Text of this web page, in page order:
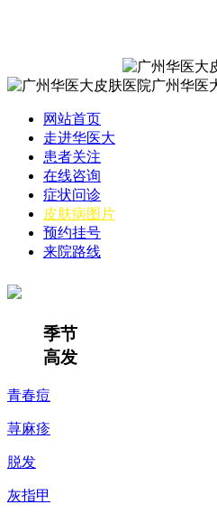
网站首页
走进华医大
患者关注
在线咨询
症状问诊
皮肤病图片
预约挂号
来院路线
季节
高发
青春痘
荨麻疹
脱发
灰指甲